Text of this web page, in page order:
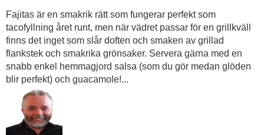
Fajitas är en smakrik rätt som fungerar perfekt som
tacofyllning året runt, men när vädret passar för en grillkväll
finns det inget som slår doften och smaken av grillad
flankstek och smakrika grönsaker. Servera gärna med en
snabb enkel hemmagjord salsa (som du gör medan glöden
blir perfekt) och guacamole!...